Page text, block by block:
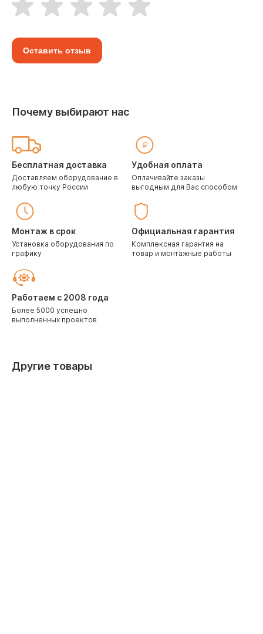
Оставить отзыв
Почему выбирают нас
Бесплатная доставка
Доставляем оборудование в
любую точку России
Удобная оплата
Оплачивайте заказы
выгодным для Вас способом
Монтаж в срок
Установка оборудования по
графику
Официальная гарантия
Комплексная гарантия на
товар и монтажные работы
Работаем с 2008 года
Более 5000 успешно
выполненных проектов
Другие товары